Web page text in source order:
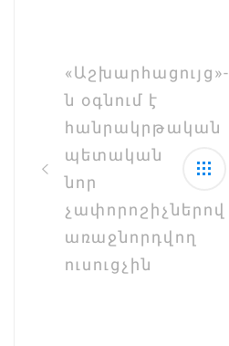
«Աշխարհացույց»-
ն օգնում է
հանրակրթական
պետական
նոր
չափորոշիչներով
առաջնորդվող
ուսուցչին